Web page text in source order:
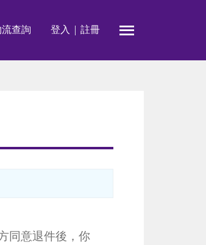
查詢 登入 註冊 
同意退件後，你